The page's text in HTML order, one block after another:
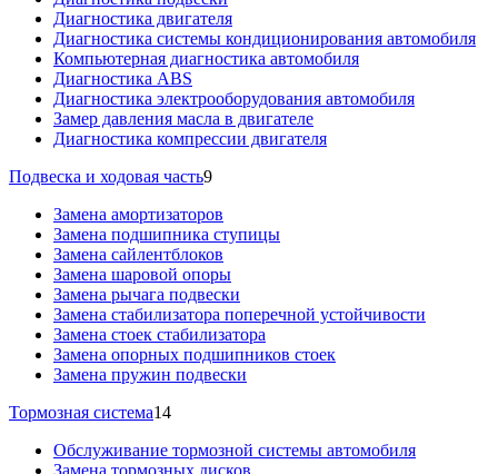
Диагностика двигателя
Диагностика системы кондиционирования автомобиля
Компьютерная диагностика автомобиля
Диагностика ABS
Диагностика электрооборудования автомобиля
Замер давления масла в двигателе
Диагностика компрессии двигателя
Подвеска и ходовая часть9
Замена амортизаторов
Замена подшипника ступицы
Замена сайлентблоков
Замена шаровой опоры
Замена рычага подвески
Замена стабилизатора поперечной устойчивости
Замена стоек стабилизатора
Замена опорных подшипников стоек
Замена пружин подвески
Тормозная система14
Обслуживание тормозной системы автомобиля
Замена тормозных дисков